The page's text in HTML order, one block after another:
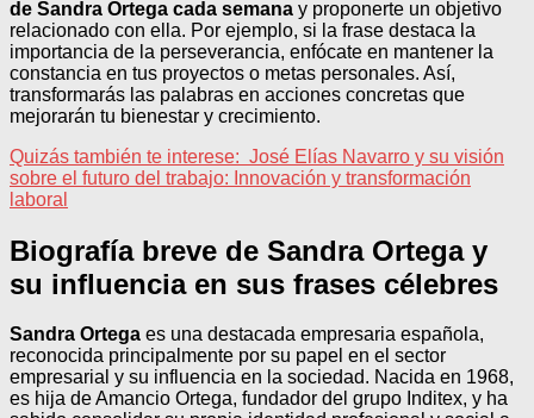
de Sandra Ortega cada semana y proponerte un objetivo
relacionado con ella. Por ejemplo, si la frase destaca la
importancia de la perseverancia, enfócate en mantener la
constancia en tus proyectos o metas personales. Así,
transformarás las palabras en acciones concretas que
mejorarán tu bienestar y crecimiento.
Quizás también te interese: José Elías Navarro y su visión
sobre el futuro del trabajo: Innovación y transformación
laboral
Biografía breve de Sandra Ortega y
su influencia en sus frases célebres
Sandra Ortega es una destacada empresaria española,
reconocida principalmente por su papel en el sector
empresarial y su influencia en la sociedad. Nacida en 1968,
es hija de Amancio Ortega, fundador del grupo Inditex, y ha